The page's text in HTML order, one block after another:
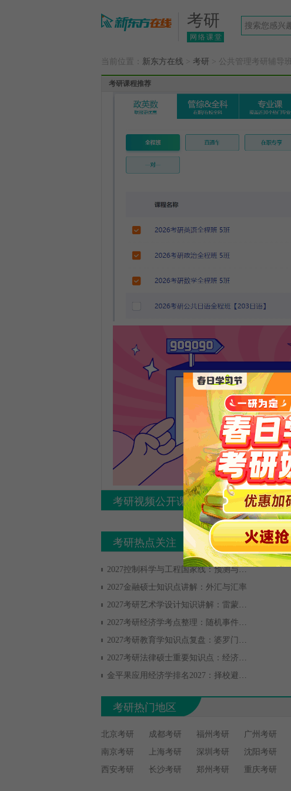
考研
网络课堂
当前位置： 新东方在线 > 考研 > 公共管理考研辅导班
考研课程推荐
考研视频公开课
考研热点关注
2027控制科学与工程国家线：预测与备考全攻略
2027金融硕士知识点讲解：外汇与汇率
2027考研艺术学设计知识讲解：雷蒙德·罗维
2027考研经济学考点整理：随机事件与概率
2027考研教育学知识点复盘：婆罗门时期的教育
2027考研法律硕士重要知识点：经济法责任与司法救济
金平果应用经济学排名2027：择校避坑与备考规划
考研热门地区
北京考研 成都考研 福州考研 广州考研
南京考研
上海考研 深圳考研 沈阳考研
西安考研
长沙考研 郑州考研 重庆考研